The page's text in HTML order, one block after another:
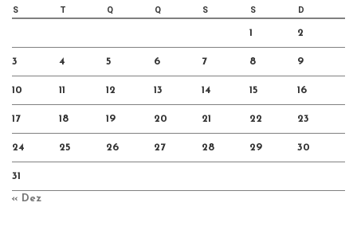
S T Q Q S S D
1 2
3 4 5 6 7 8 9
10 11 12 13 14 15 16
17 18 19 20 21 22 23
24 25 26 27 28 29 30
31
« Dez